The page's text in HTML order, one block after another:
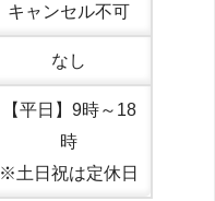
キャンセル不可
なし
【平日】9時～18
時
※土日祝は定休日